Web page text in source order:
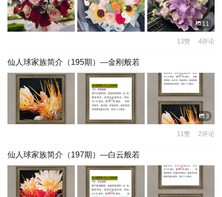
11
13赞 4评论
仙人球家族简介（195期）—金刚般若
3
11赞 2评论
仙人球家族简介（197期）—白云般若